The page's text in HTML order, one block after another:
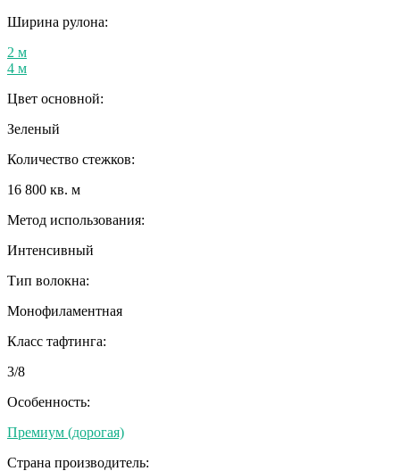
Ширина рулона:
2 м
4 м
Цвет основной:
Зеленый
Количество стежков:
16 800 кв. м
Метод использования:
Интенсивный
Тип волокна:
Монофиламентная
Класс тафтинга:
3/8
Особенность:
Премиум (дорогая)
Страна производитель: